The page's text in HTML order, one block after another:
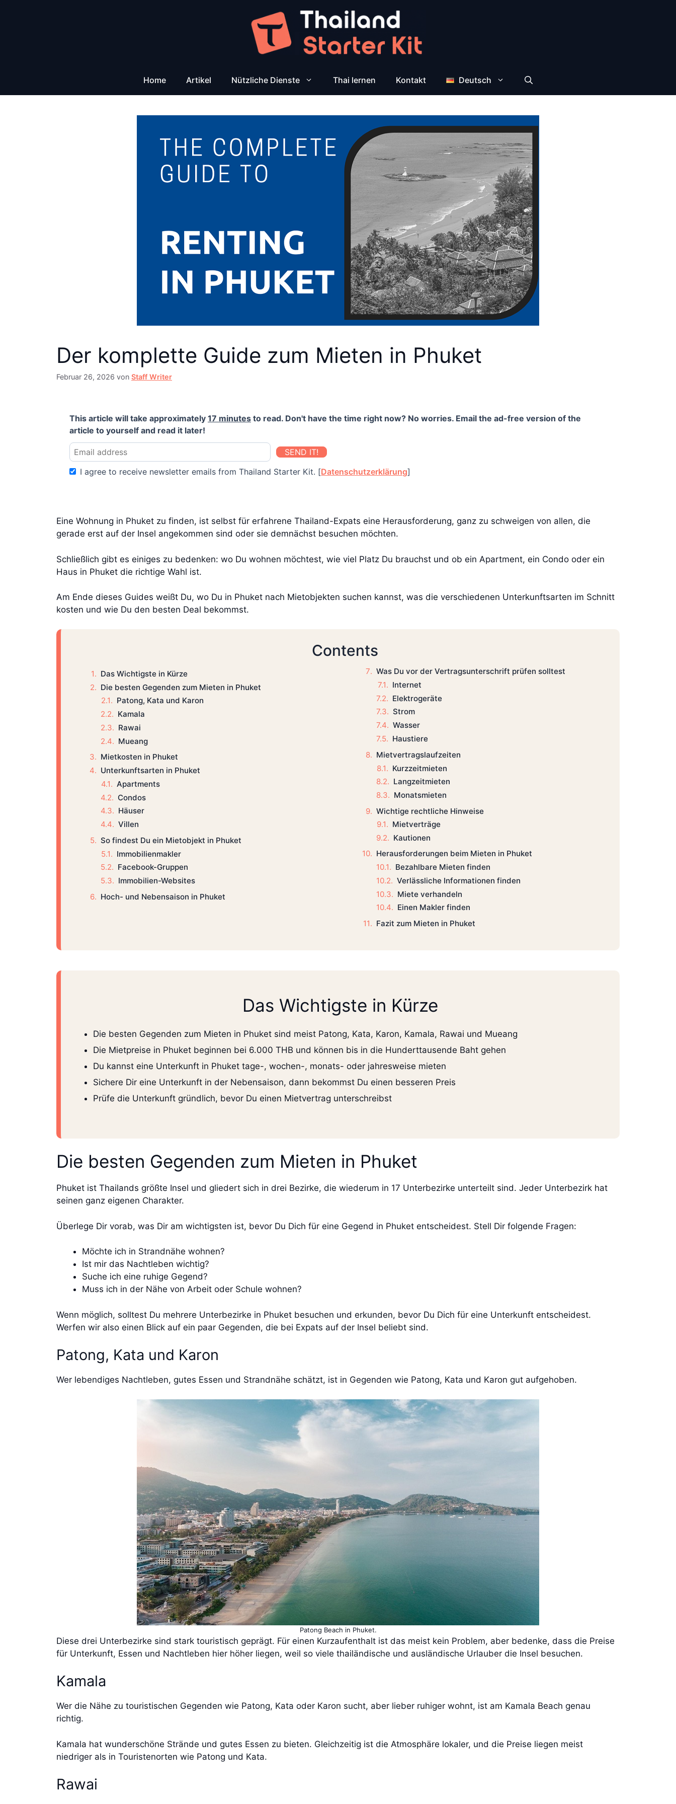
Home Artikel Nützliche Dienste Thai lernen Kontakt Deutsch
Der komplette Guide zum Mieten in Phuket
Februar 26, 2026 von Staff Writer
This article will take approximately 17 minutes to read. Don't have the time right now? No worries. Email the ad-free version of the
article to yourself and read it later!
SEND IT!
I agree to receive newsletter emails from Thailand Starter Kit. [Datenschutzerklärung]
Eine Wohnung in Phuket zu finden, ist selbst für erfahrene Thailand-Expats eine Herausforderung, ganz zu schweigen von allen, die
gerade erst auf der Insel angekommen sind oder sie demnächst besuchen möchten.
Schließlich gibt es einiges zu bedenken: wo Du wohnen möchtest, wie viel Platz Du brauchst und ob ein Apartment, ein Condo oder ein
Haus in Phuket die richtige Wahl ist.
Am Ende dieses Guides weißt Du, wo Du in Phuket nach Mietobjekten suchen kannst, was die verschiedenen Unterkunftsarten im Schnitt
kosten und wie Du den besten Deal bekommst.
Contents
Das Wichtigste in Kürze
Die besten Gegenden zum Mieten in Phuket
Patong, Kata und Karon
Kamala
Rawai
Mueang
Mietkosten in Phuket
Unterkunftsarten in Phuket
Apartments
Condos
Häuser
Villen
So findest Du ein Mietobjekt in Phuket
Immobilienmakler
Facebook-Gruppen
Immobilien-Websites
Hoch- und Nebensaison in Phuket
Was Du vor der Vertragsunterschrift prüfen solltest
Internet
Elektrogeräte
Strom
Wasser
Haustiere
Mietvertragslaufzeiten
Kurzzeitmieten
Langzeitmieten
Monatsmieten
Wichtige rechtliche Hinweise
Mietverträge
Kautionen
Herausforderungen beim Mieten in Phuket
Bezahlbare Mieten finden
Verlässliche Informationen finden
Miete verhandeln
Einen Makler finden
Fazit zum Mieten in Phuket
Das Wichtigste in Kürze
Die besten Gegenden zum Mieten in Phuket sind meist Patong, Kata, Karon, Kamala, Rawai und Mueang
Die Mietpreise in Phuket beginnen bei 6.000 THB und können bis in die Hunderttausende Baht gehen
Du kannst eine Unterkunft in Phuket tage-, wochen-, monats- oder jahresweise mieten
Sichere Dir eine Unterkunft in der Nebensaison, dann bekommst Du einen besseren Preis
Prüfe die Unterkunft gründlich, bevor Du einen Mietvertrag unterschreibst
Die besten Gegenden zum Mieten in Phuket
Phuket ist Thailands größte Insel und gliedert sich in drei Bezirke, die wiederum in 17 Unterbezirke unterteilt sind. Jeder Unterbezirk hat
seinen ganz eigenen Charakter.
Überlege Dir vorab, was Dir am wichtigsten ist, bevor Du Dich für eine Gegend in Phuket entscheidest. Stell Dir folgende Fragen:
Möchte ich in Strandnähe wohnen?
Ist mir das Nachtleben wichtig?
Suche ich eine ruhige Gegend?
Muss ich in der Nähe von Arbeit oder Schule wohnen?
Wenn möglich, solltest Du mehrere Unterbezirke in Phuket besuchen und erkunden, bevor Du Dich für eine Unterkunft entscheidest.
Werfen wir also einen Blick auf ein paar Gegenden, die bei Expats auf der Insel beliebt sind.
Patong, Kata und Karon
Wer lebendiges Nachtleben, gutes Essen und Strandnähe schätzt, ist in Gegenden wie Patong, Kata und Karon gut aufgehoben.
Patong Beach in Phuket.
Diese drei Unterbezirke sind stark touristisch geprägt. Für einen Kurzaufenthalt ist das meist kein Problem, aber bedenke, dass die Preise
für Unterkunft, Essen und Nachtleben hier höher liegen, weil so viele thailändische und ausländische Urlauber die Insel besuchen.
Kamala
Wer die Nähe zu touristischen Gegenden wie Patong, Kata oder Karon sucht, aber lieber ruhiger wohnt, ist am Kamala Beach genau
richtig.
Kamala hat wunderschöne Strände und gutes Essen zu bieten. Gleichzeitig ist die Atmosphäre lokaler, und die Preise liegen meist
niedriger als in Touristenorten wie Patong und Kata.
Rawai